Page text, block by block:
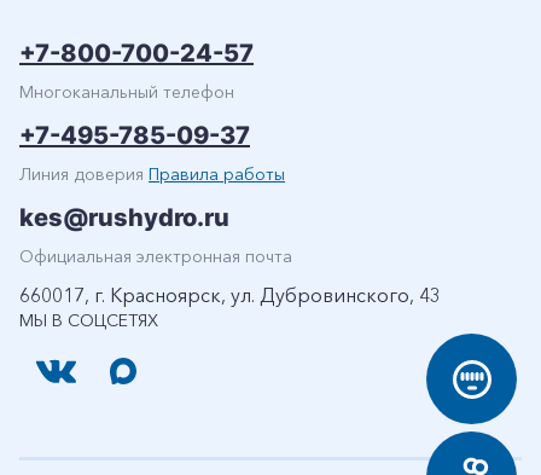
МЫ В СОЦСЕТЯХ
+7-800-700-24-57
Многоканальный телефон
+7-495-785-09-37
Линия доверия Правила работы
kes@rushydro.ru
Официальная электронная почта
660017, г. Красноярск, ул. Дубровинского, 43